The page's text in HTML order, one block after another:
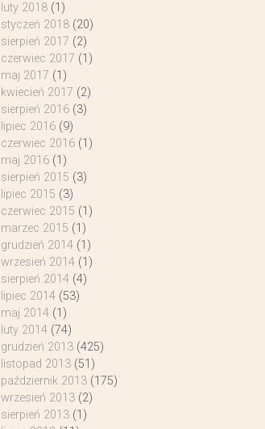
luty 2018(1)
styczeń 2018(20)
sierpień 2017 (2)
czerwiec 2017 (1)
maj 2017 (1)
kwiecień 2017 (2)
sierpień 2016(3)
lipiec 2016(9)
czerwiec 2016(1)
maj 2016(1)
sierpień 2015 (3)
lipiec 2015 (3)
czerwiec 2015 (1)
marzec 2015 (1)
grudzień 2014(1)
wrzesień 2014(1)
sierpień 2014(4)
lipiec 2014(53)
maj 2014(1)
luty 2014(74)
grudzień 2013(425)
listopad 2013(51)
październik 2013(175)
wrzesień 2013(2)
sierpień 2013(1)